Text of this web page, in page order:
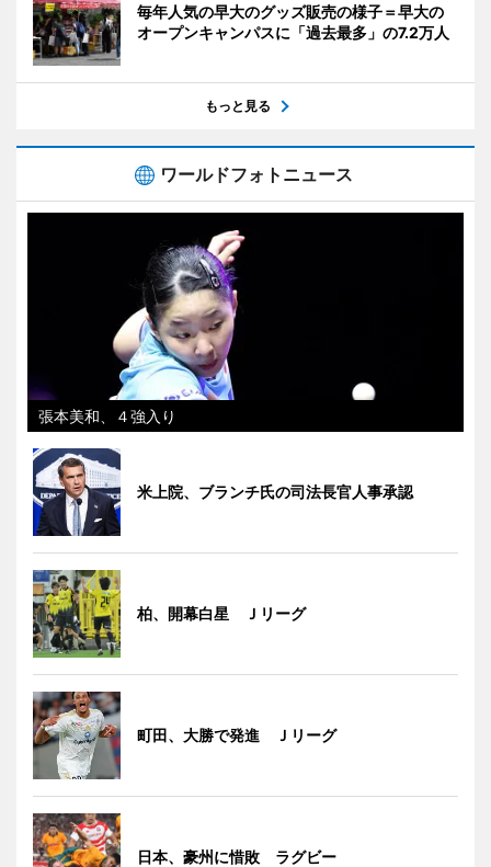
毎年人気の早大のグッズ販売の様子＝早大の
オープンキャンパスに「過去最多」の7.2万人
もっと見る
ワールドフォトニュース
張本美和、４強入り
米上院、ブランチ氏の司法長官人事承認
柏、開幕白星 Ｊリーグ
町田、大勝で発進 Ｊリーグ
日本、豪州に惜敗 ラグビー